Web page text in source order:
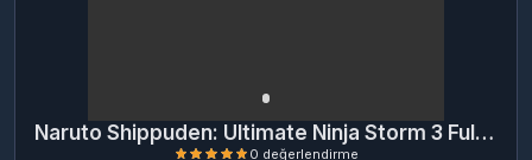
Naruto Shippuden: Ultimate Ninja Storm 3 Full Burst (Switch) (EU)